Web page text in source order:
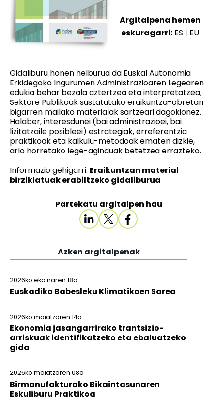
Argitalpena hemen
eskuragarri: ES | EU
Gidaliburu honen helburua da Euskal Autonomia
Erkidegoko Ingurumen Administrazioaren Legearen
edukia behar bezala aztertzea eta interpretatzea,
Sektore Publikoak sustatutako eraikuntza-obretan
bigarren mailako materialak sartzeari dagokionez.
Halaber, interesdunei (bai administrazioei, bai
lizitatzaile posibleei) estrategiak, erreferentzia
praktikoak eta kalkulu-metodoak ematen dizkie,
arlo horretako lege-aginduak betetzea errazteko.
Informazio gehigarri: Eraikuntzan material
birziklatuak erabiltzeko gidaliburua
Partekatu argitalpen hau
Azken argitalpenak
2026ko ekainaren 18a
Euskadiko Babesleku Klimatikoen Sarea
2026ko maiatzaren 14a
Ekonomia jasangarrirako trantsizio-
arriskuak identifikatzeko eta ebaluatzeko
gida
2026ko maiatzaren 08a
Birmanufakturako Bikaintasunaren
Eskuliburu Praktikoa